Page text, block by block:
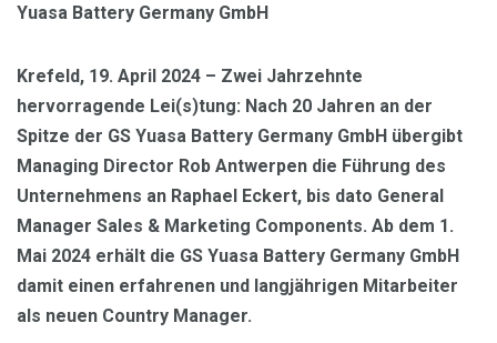
Yuasa Battery Germany GmbH
Krefeld, 19. April 2024 – Zwei Jahrzehnte
hervorragende Lei(s)tung: Nach 20 Jahren an der
Spitze der GS Yuasa Battery Germany GmbH übergibt
Managing Director Rob Antwerpen die Führung des
Unternehmens an Raphael Eckert, bis dato General
Manager Sales & Marketing Components. Ab dem 1.
Mai 2024 erhält die GS Yuasa Battery Germany GmbH
damit einen erfahrenen und langjährigen Mitarbeiter
als neuen Country Manager.